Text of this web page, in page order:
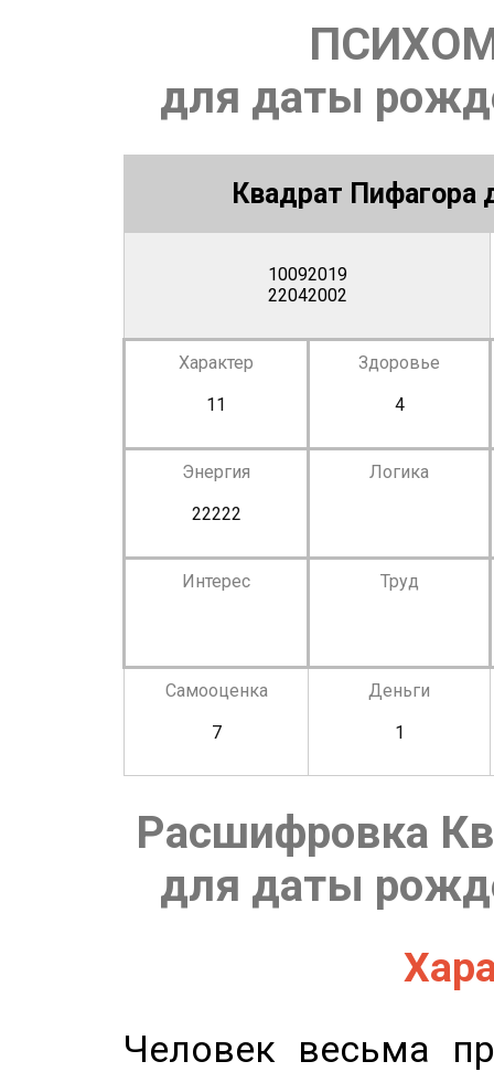
для даты
Квадрат Пифагора
10092019
22042002
Характер
11
Здоровье
4
Энергия
22222
Логика
Интерес Труд
Самооценка
7
Деньги
1
Расшифровка
для даты
Человек весьма